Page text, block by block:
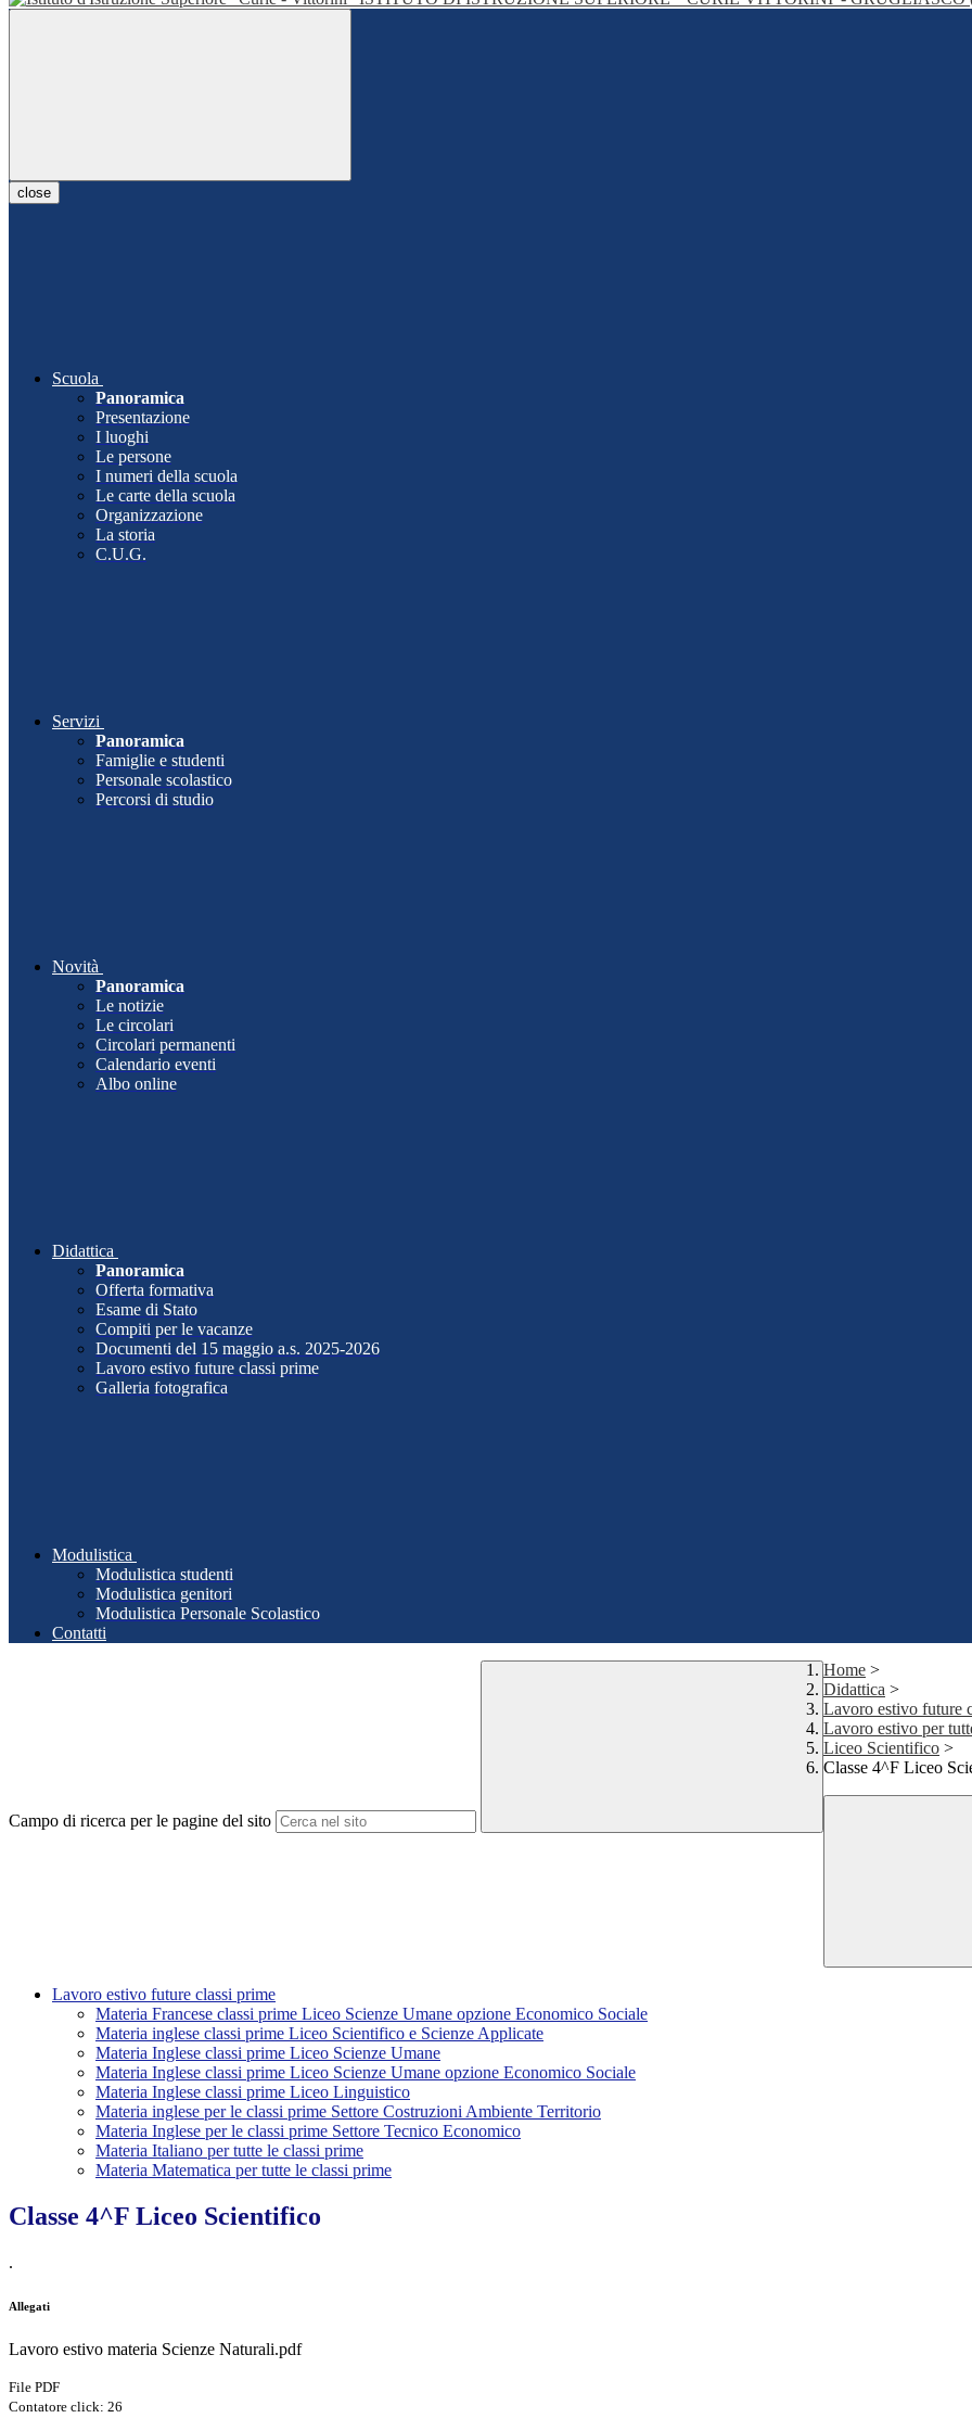
close
Scuola
Panoramica
Presentazione
I luoghi
Le persone
I numeri della scuola
Le carte della scuola
Organizzazione
La storia
C.U.G.
Servizi
Panoramica
Famiglie e studenti
Personale scolastico
Percorsi di studio
Novità
Panoramica
Le notizie
Le circolari
Circolari permanenti
Calendario eventi
Albo online
Didattica
Panoramica
Offerta formativa
Esame di Stato
Compiti per le vacanze
Documenti del 15 maggio a.s. 2025-2026
Lavoro estivo future classi prime
Galleria fotografica
Modulistica
Modulistica studenti
Modulistica genitori
Modulistica Personale Scolastico
Contatti
Campo di ricerca per le pagine del sito
Home >
Didattica >
Lavoro estivo future
Lavoro estivo per
Liceo Scientifico >
Classe 4^F Liceo
Lavoro estivo future classi prime
Materia Francese classi prime Liceo Scienze Umane opzione Economico Sociale
Materia inglese classi prime Liceo Scientifico e Scienze Applicate
Materia Inglese classi prime Liceo Scienze Umane
Materia Inglese classi prime Liceo Scienze Umane opzione Economico Sociale
Materia Inglese classi prime Liceo Linguistico
Materia inglese per le classi prime Settore Costruzioni Ambiente Territorio
Materia Inglese per le classi prime Settore Tecnico Economico
Materia Italiano per tutte le classi prime
Materia Matematica per tutte le classi prime
Classe 4^F Liceo Scientifico
.
Allegati
Lavoro estivo materia Scienze Naturali.pdf
File PDF
Contatore click: 26